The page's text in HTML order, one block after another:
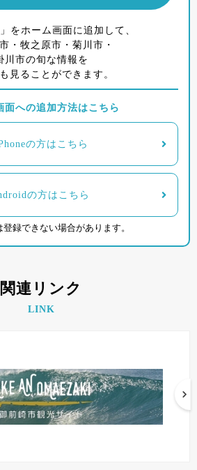
をホーム画面に追加して、
・牧之原市・菊川市・
川市の旬な情報を
見ることができます。
面への追加方法はこちら
の方はこちら
の方はこちら
録できない場合があります。
関連リンク
LINK